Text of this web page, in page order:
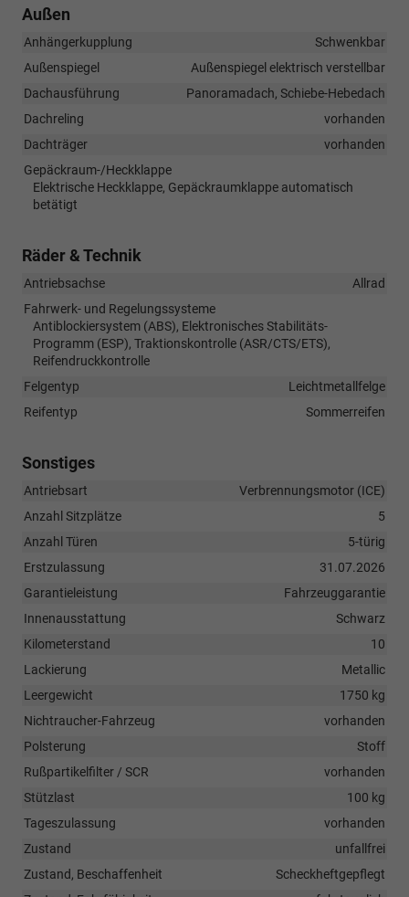
Außen
Anhängerkupplung
Schwenkbar
Außenspiegel
Außenspiegel elektrisch verstellbar
Dachausführung
Panoramadach, Schiebe-Hebedach
Dachreling
vorhanden
Dachträger
vorhanden
Gepäckraum-/Heckklappe
Elektrische Heckklappe, Gepäckraumklappe automatisch
betätigt
Räder & Technik
Antriebsachse
Allrad
Fahrwerk- und Regelungssysteme
Antiblockiersystem (ABS), Elektronisches Stabilitäts-
Programm (ESP), Traktionskontrolle (ASR/CTS/ETS),
Reifendruckkontrolle
Felgentyp
Leichtmetallfelge
Reifentyp
Sommerreifen
Sonstiges
Antriebsart
Verbrennungsmotor (ICE)
Anzahl Sitzplätze
5
Anzahl Türen
5-türig
Erstzulassung
31.07.2026
Garantieleistung
Fahrzeuggarantie
Innenausstattung
Schwarz
Kilometerstand
10
Lackierung
Metallic
Leergewicht
1750 kg
Nichtraucher-Fahrzeug
vorhanden
Polsterung
Stoff
Rußpartikelfilter / SCR
vorhanden
Stützlast
100 kg
Tageszulassung
vorhanden
Zustand
unfallfrei
Zustand, Beschaffenheit
Scheckheftgepflegt